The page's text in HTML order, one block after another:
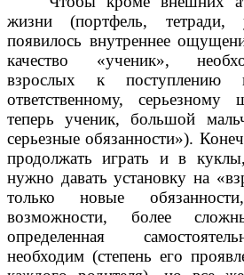
жизни (портфель,
появилось внутреннее
качество «ученик»,
взрослых к
ответственному,
теперь ученик, большой
серьезные обязанности»).
продолжать играть и в
нужно давать установку на
только новые
возможности, более
определенная
необходим (степень его